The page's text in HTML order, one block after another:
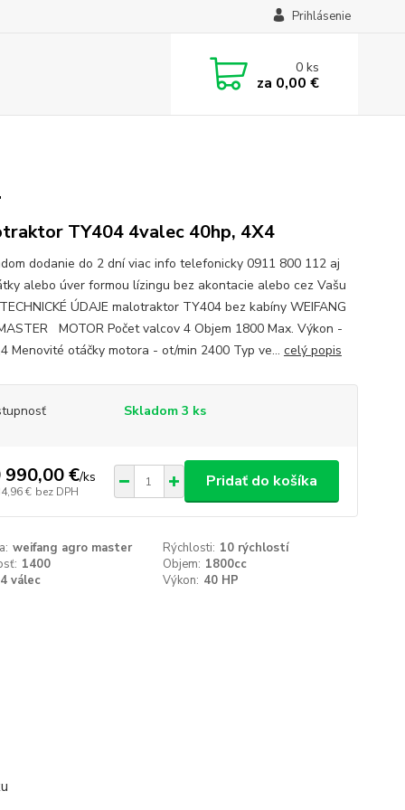
Prihlásenie
0ks
za 0,00 €
TY404 4valec 40hp, 4X4
dodanie do 2 dní viac info telefonicky 0911 800 112 aj
alebo úver formou lízingu bez akontacie alebo cez Vašu
ÚDAJE malotraktor TY404 bez kabíny WEIFANG
MOTOR Počet valcov 4 Objem 1800 Max. Výkon -
Menovité otáčky motora - ot/min 2400 Typ ve... celý popis
Skladom 3 ks
990,00 €/ks
€ bez DPH
Pridať do košíka
weifang agro master Rýchlosti: 10 rýchlostí
1400 Objem: 1800cc
4 válec Výkon: 40 HP